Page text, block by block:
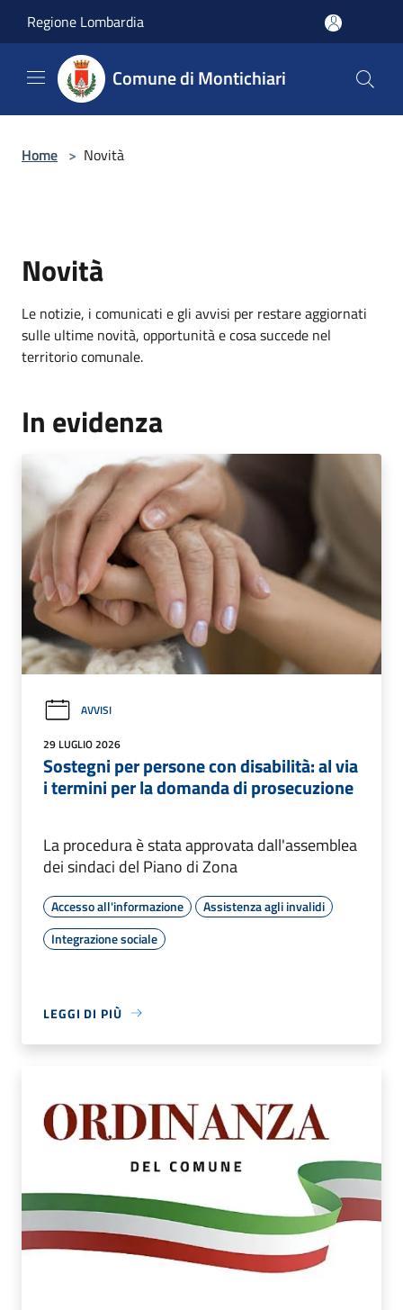
Regione Lombardia
Comune di Montichiari
Home > Novità
Novità
Le notizie, i comunicati e gli avvisi per restare aggiornati
sulle ultime novità, opportunità e cosa succede nel
territorio comunale.
In evidenza
AVVISI
29 LUGLIO 2026
Sostegni per persone con disabilità: al via
i termini per la domanda di prosecuzione
La procedura è stata approvata dall'assemblea
dei sindaci del Piano di Zona
Accesso all'informazione
Assistenza agli invalidi
Integrazione sociale
LEGGI DI PIÙ